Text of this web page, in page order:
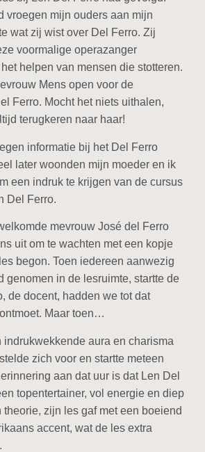
vroegen mijn ouders aan mijn
wat zij wist over Del Ferro. Zij
voormalige operazanger
helpen van mensen die stotteren.
Mens open voor de
Ferro. Mocht het niets uithalen,
terugkeren naar haar!
informatie bij het Del Ferro
later woonden mijn moeder en ik
een indruk te krijgen van de cursus
Del Ferro.
mevrouw José del Ferro
uit om te wachten met een kopje
begon. Toen iedereen aanwezig
genomen in de lesruimte, startte de
de docent, hadden we tot dat
Maar toen…
indrukwekkende aura en charisma
zich voor en startte meteen
aan dat uur is dat Len Del
topentertainer, vol energie en diep
zijn les gaf met een boeiend
accent, wat de les extra